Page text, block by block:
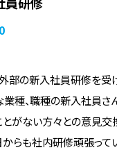
部の新入社員研修を受
種、職種の新入社員さ
がない方々との意見
らも社内研修頑張って